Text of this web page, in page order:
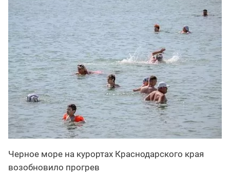
Черное море на курортах Краснодарского края
возобновило прогрев